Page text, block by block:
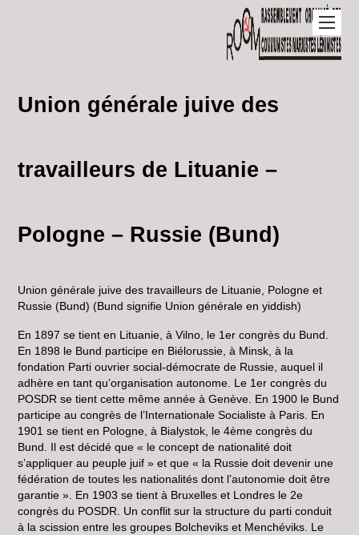
Union générale juive des
travailleurs de Lituanie –
Pologne – Russie (Bund)
Union générale juive des travailleurs de Lituanie, Pologne et
Russie (Bund) (Bund signifie Union générale en yiddish)
En 1897 se tient en Lituanie, à Vilno, le 1er congrès du Bund.
En 1898 le Bund participe en Biélorussie, à Minsk, à la
fondation Parti ouvrier social-démocrate de Russie, auquel il
adhère en tant qu’organisation autonome. Le 1er congrès du
POSDR se tient cette même année à Genève. En 1900 le Bund
participe au congrès de l’Internationale Socialiste à Paris. En
1901 se tient en Pologne, à Bialystok, le 4ème congrès du
Bund. Il est décidé que « le concept de nationalité doit
s’appliquer au peuple juif » et que « la Russie doit devenir une
fédération de toutes les nationalités dont l’autonomie doit être
garantie ». En 1903 se tient à Bruxelles et Londres le 2e
congrès du POSDR. Un conflit sur la structure du parti conduit
à la scission entre les groupes Bolcheviks et Menchéviks. Le